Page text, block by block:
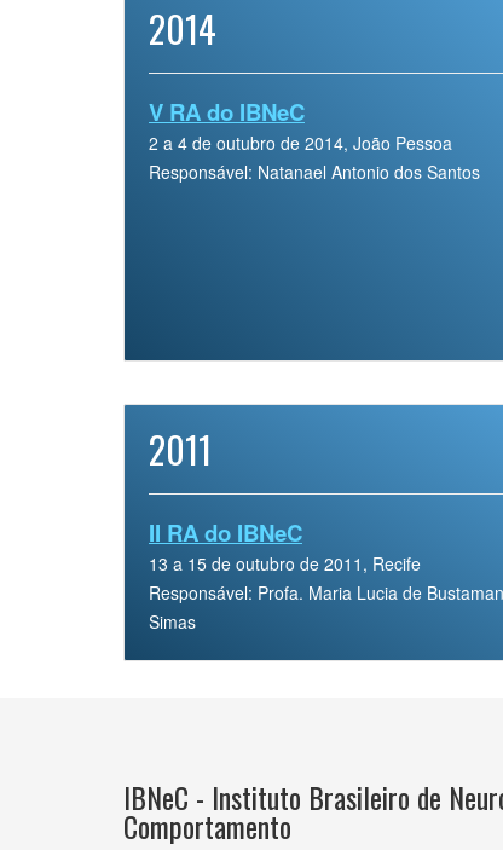
2014
V RA do IBNeC
2 a 4 de outubro de 2014, João Pessoa
Responsável: Natanael Antonio dos Santos
2011
II RA do IBNeC
13 a 15 de outubro de 2011, Recife
Responsável: Profa. Maria Lucia de
Simas
IBNeC - Instituto Brasileiro de
Comportamento